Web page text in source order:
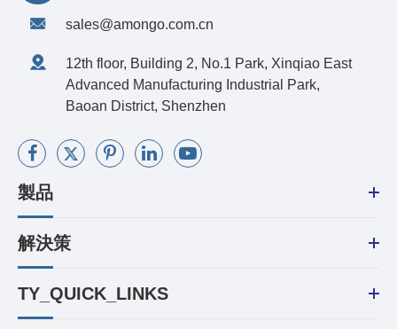
sales@amongo.com.cn
12th floor, Building 2, No.1 Park, Xinqiao East
Advanced Manufacturing Industrial Park,
Baoan District, Shenzhen
製品
解決策
TY_QUICK_LINKS